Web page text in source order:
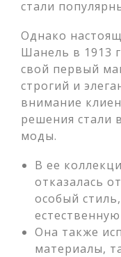
стали
Однако
Шанель в 1913
свой первый
строгий и
внимание
решения стали
моды.
В ее
отказалась
особый
Она также
материалы,